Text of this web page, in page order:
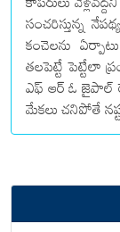
సంచరిస్తున్న
కంచెలను
తలపెట్టే పెట్టేలా
ఎఫ్ ఆర్ ఓ జైపాల్
మేకలు చనిపోతే